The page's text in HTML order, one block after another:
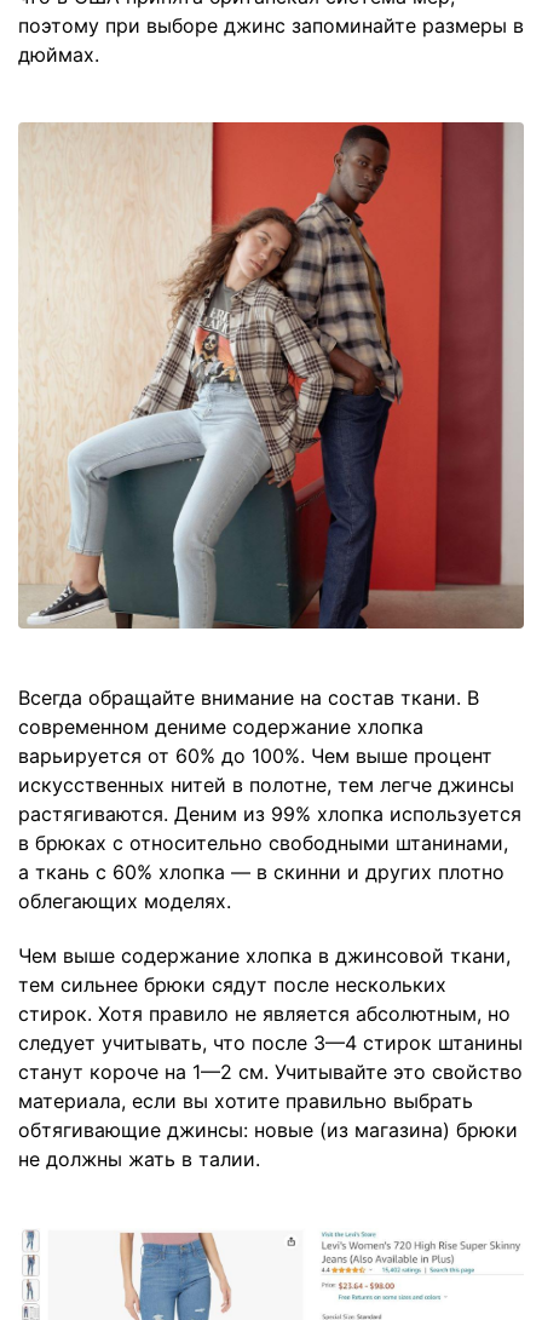
поэтому при выборе джинс запоминайте размеры в
дюймах.
Всегда обращайте внимание на состав ткани. В
современном дениме содержание хлопка
варьируется от 60% до 100%. Чем выше процент
искусственных нитей в полотне, тем легче джинсы
растягиваются. Деним из 99% хлопка используется
в брюках с относительно свободными штанинами,
а ткань с 60% хлопка — в скинни и других плотно
облегающих моделях.
Чем выше содержание хлопка в джинсовой ткани,
тем сильнее брюки сядут после нескольких
стирок. Хотя правило не является абсолютным, но
следует учитывать, что после 3—4 стирок штанины
станут короче на 1—2 см. Учитывайте это свойство
материала, если вы хотите правильно выбрать
обтягивающие джинсы: новые (из магазина) брюки
не должны жать в талии.